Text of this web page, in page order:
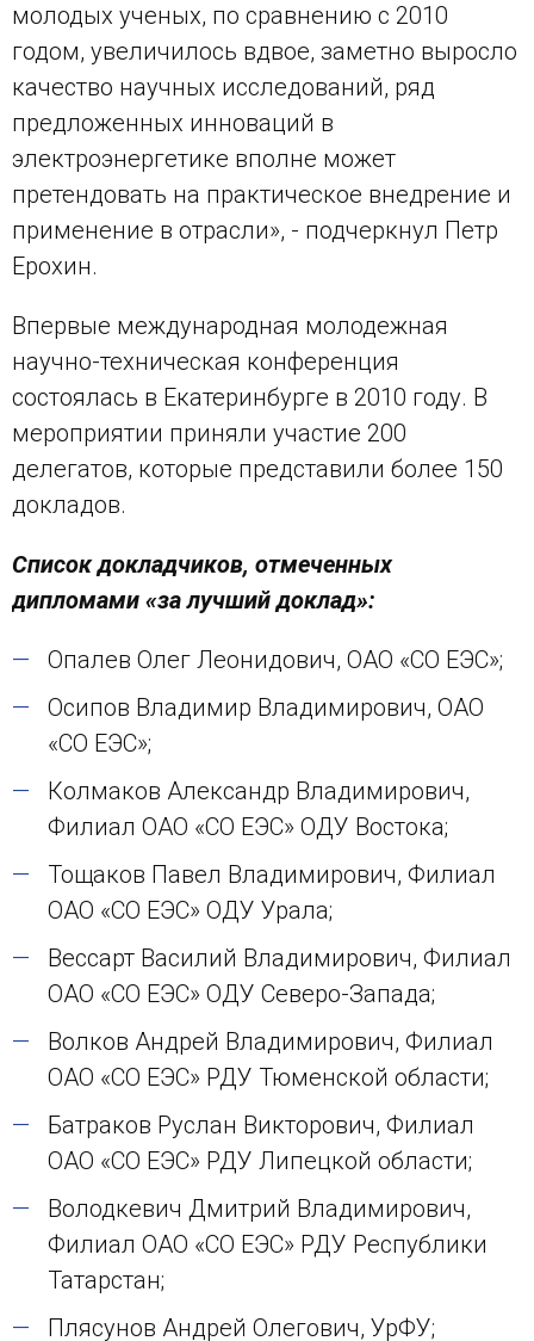
молодых ученых, по сравнению с 2010
годом, увеличилось вдвое, заметно выросло
качество научных исследований, ряд
предложенных инноваций в
электроэнергетике вполне может
претендовать на практическое внедрение и
применение в отрасли», - подчеркнул Петр
Ерохин.
Впервые международная молодежная
научно-техническая конференция
состоялась в Екатеринбурге в 2010 году. В
мероприятии приняли участие 200
делегатов, которые представили более 150
докладов.
Список докладчиков, отмеченных
дипломами «за лучший доклад»:
Опалев Олег Леонидович, ОАО «СО ЕЭС»;
Осипов Владимир Владимирович, ОАО
«СО ЕЭС»;
Колмаков Александр Владимирович,
Филиал ОАО «СО ЕЭС» ОДУ Востока;
Тощаков Павел Владимирович, Филиал
ОАО «СО ЕЭС» ОДУ Урала;
Вессарт Василий Владимирович, Филиал
ОАО «СО ЕЭС» ОДУ Северо-Запада;
Волков Андрей Владимирович, Филиал
ОАО «СО ЕЭС» РДУ Тюменской области;
Батраков Руслан Викторович, Филиал
ОАО «СО ЕЭС» РДУ Липецкой области;
Володкевич Дмитрий Владимирович,
Филиал ОАО «СО ЕЭС» РДУ Республики
Татарстан;
Плясунов Андрей Олегович, УрФУ;